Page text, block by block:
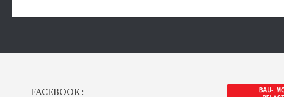
FACEBOOK: